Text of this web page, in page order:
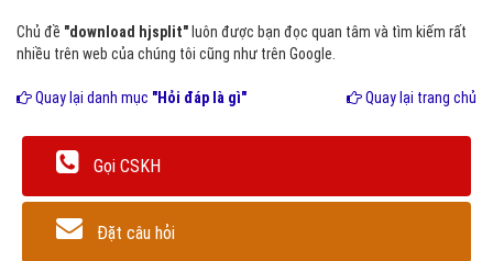
Chủ đề "download hjsplit" luôn được bạn đọc quan tâm và tìm kiếm rất
nhiều trên web của chúng tôi cũng như trên Google.
Quay lại danh mục "Hỏi đáp là gì" Quay lại trang chủ
Gọi CSKH
Đặt câu hỏi